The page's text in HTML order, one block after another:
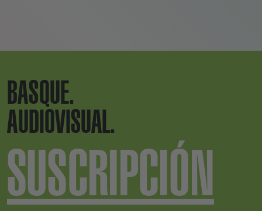
BASQUE.
AUDIOVISUAL.
SUSCRIPCIÓN